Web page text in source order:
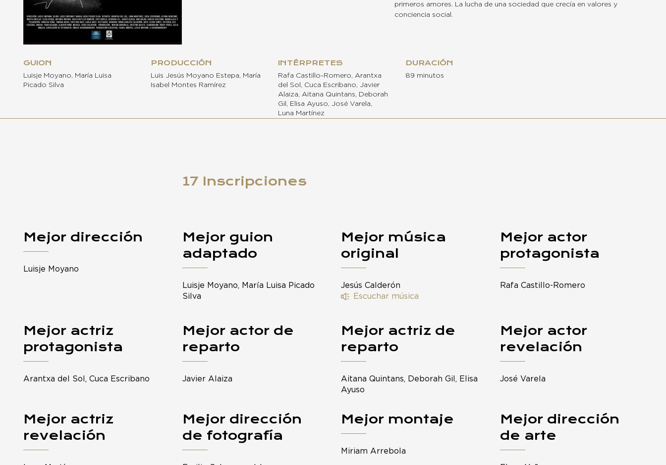
primeros amores. La lucha de una sociedad que crecía en valores y
conciencia social.
GUION
Luisje Moyano, María Luisa
Picado Silva
PRODUCCIÓN
Luis Jesús Moyano Estepa, María
Isabel Montes Ramírez
INTÉRPRETES
Rafa Castillo-Romero, Arantxa
del Sol, Cuca Escribano, Javier
Alaiza, Aitana Quintans, Deborah
Gil, Elisa Ayuso, José Varela,
Luna Martínez
DURACIÓN
89 minutos
17 Inscripciones
Mejor dirección
Luisje Moyano
Mejor guion
adaptado
Luisje Moyano, María Luisa Picado
Silva
Mejor música
original
Jesús Calderón
Escuchar música
Mejor actor
protagonista
Rafa Castillo-Romero
Mejor actriz
protagonista
Arantxa del Sol, Cuca Escribano
Mejor actor de
reparto
Javier Alaiza
Mejor actriz de
reparto
Aitana Quintans, Deborah Gil, Elisa
Ayuso
Mejor actor
revelación
José Varela
Mejor actriz
revelación
Mejor dirección
de fotografía
Mejor montaje
Miriam Arrebola
Mejor dirección
de arte